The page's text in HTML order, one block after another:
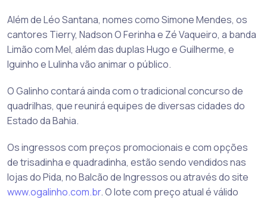
Além de Léo Santana, nomes como Simone Mendes, os
cantores Tierry, Nadson O Ferinha e Zé Vaqueiro, a banda
Limão com Mel, além das duplas Hugo e Guilherme, e
Iguinho e Lulinha vão animar o público.
O Galinho contará ainda com o tradicional concurso de
quadrilhas, que reunirá equipes de diversas cidades do
Estado da Bahia.
Os ingressos com preços promocionais e com opções
de trisadinha e quadradinha, estão sendo vendidos nas
lojas do Pida, no Balcão de Ingressos ou através do site
www.ogalinho.com.br. O lote com preço atual é válido